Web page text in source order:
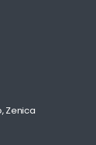
Zenica